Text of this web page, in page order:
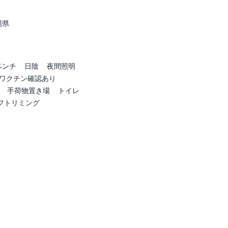
県
ンチ 日陰
夜間照明
クチン確認あり
手荷物置き場
トイレ
トリミング